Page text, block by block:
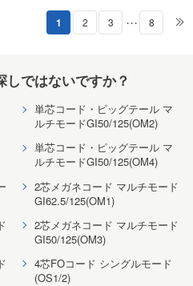
1 2 3 ・・・ 8
しではないですか？
単芯コード・ピッグテール マ
ルチモードGI50/125(OM2)
単芯コード・ピッグテール マ
ルチモードGI50/125(OM4)
2芯メガネコード マルチモード
GI62.5/125(OM1)
2芯メガネコード マルチモード
GI50/125(OM3)
4芯FOコード シングルモード
(OS1/2)